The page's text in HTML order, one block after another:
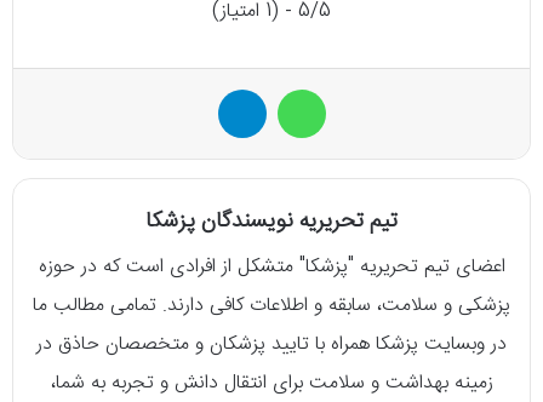
5/5 - (1 امتیاز)
واتس آپ
تیم تحریریه نویسندگان پزشکا
اعضای تیم تحریریه "پزشکا" متشکل از افرادی است که در حوزه
پزشکی و سلامت، سابقه و اطلاعات کافی دارند. تمامی مطالب ما
در وبسایت پزشکا همراه با تایید پزشکان و متخصصان حاذق در
زمینه بهداشت و سلامت برای انتقال دانش و تجربه به شما،